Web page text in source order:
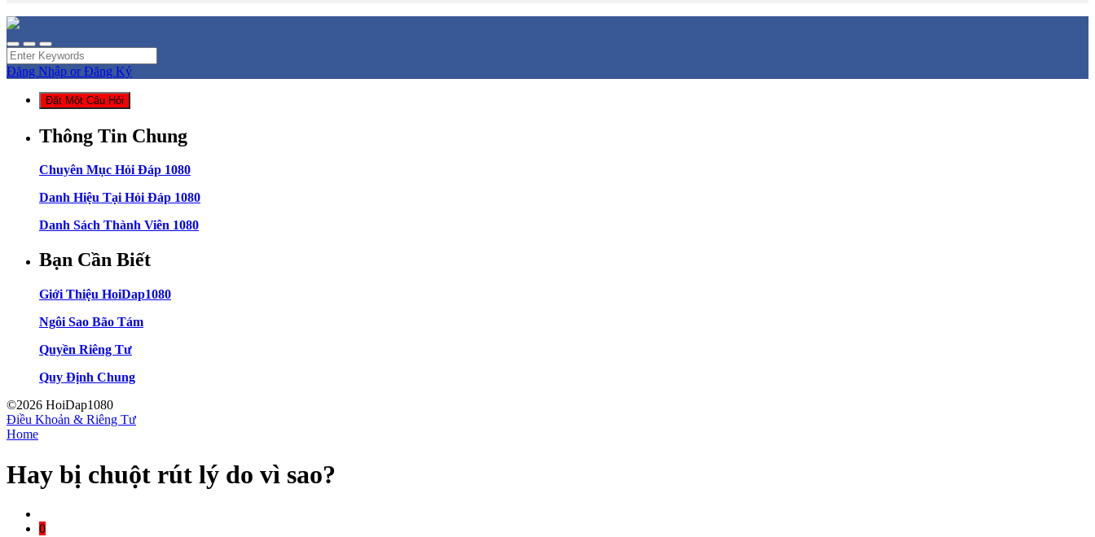
Đăng Nhập or Đăng Ký
Đặt Một Câu Hỏi
Thông Tin Chung
Chuyên Mục Hỏi Đáp 1080
Danh Hiệu Tại Hỏi Đáp 1080
Danh Sách Thành Viên 1080
Bạn Cần Biết
Giới Thiệu HoiDap1080
Ngôi Sao Bão Tám
Quyền Riêng Tư
Quy Định Chung
©2026 HoiDap1080
Điều Khoản & Riêng Tư
Home
Hay bị chuột rút lý do vì sao?
0